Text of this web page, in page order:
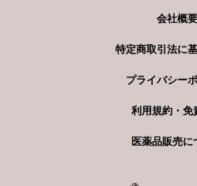
会社概要
特定商取引法に
プライバシー
利用規約・免
医薬品販売に